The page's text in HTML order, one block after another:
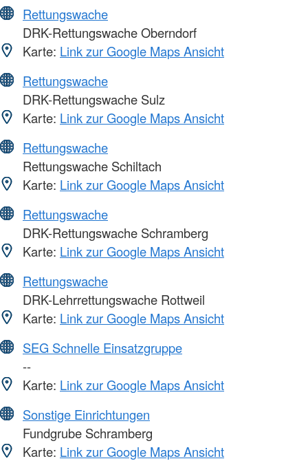
Rettungswache
DRK-Rettungswache Oberndorf
Karte: Link zur Google Maps Ansicht
Rettungswache
DRK-Rettungswache Sulz
Karte: Link zur Google Maps Ansicht
Rettungswache
Rettungswache Schiltach
Karte: Link zur Google Maps Ansicht
Rettungswache
DRK-Rettungswache Schramberg
Karte: Link zur Google Maps Ansicht
Rettungswache
DRK-Lehrrettungswache Rottweil
Karte: Link zur Google Maps Ansicht
SEG Schnelle Einsatzgruppe
--
Karte: Link zur Google Maps Ansicht
Sonstige Einrichtungen
Fundgrube Schramberg
Karte: Link zur Google Maps Ansicht